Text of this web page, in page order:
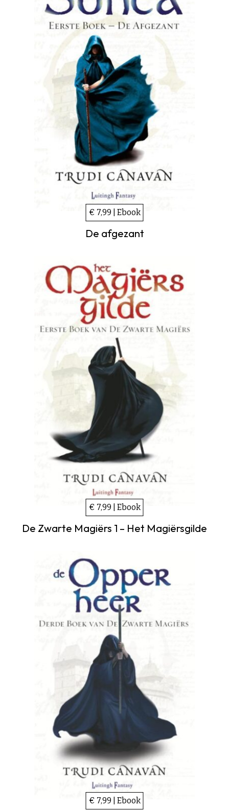
€ 7,99 | Ebook
De afgezant
€ 7,99 | Ebook
De Zwarte Magiërs 1 – Het Magiërsgilde
€ 7,99 | Ebook